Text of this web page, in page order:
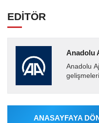
EDİTÖR
Anadolu
Anadolu
ANASAYFAYA